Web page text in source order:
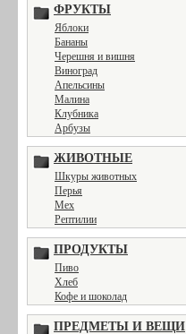
ФРУКТЫ
Яблоки
Бананы
Черешня и вишня
Виноград
Апельсины
Малина
Клубника
Арбузы
ЖИВОТНЫЕ
Шкуры животных
Перья
Мех
Рептилии
ПРОДУКТЫ
Пиво
Хлеб
Кофе и шоколад
ПРЕДМЕТЫ И ВЕЩИ